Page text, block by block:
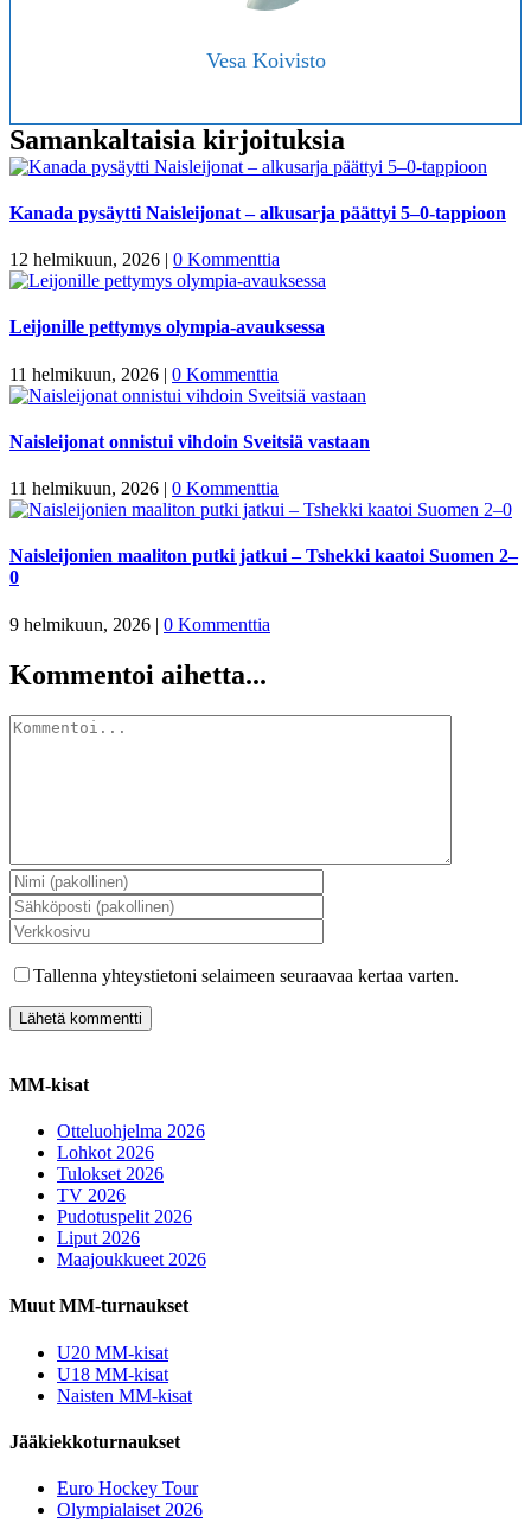
Vesa Koivisto
Samankaltaisia kirjoituksia
Kanada pysäytti Naisleijonat – alkusarja päättyi 5–0-tappioon
12 helmikuun, 2026 | 0 Kommenttia
Leijonille pettymys olympia-avauksessa
11 helmikuun, 2026 | 0 Kommenttia
Naisleijonat onnistui vihdoin Sveitsiä vastaan
11 helmikuun, 2026 | 0 Kommenttia
Naisleijonien maaliton putki jatkui – Tshekki kaatoi Suomen 2–
0
9 helmikuun, 2026 | 0 Kommenttia
Kommentoi aihetta...
Kommentti
Tallenna yhteystietoni selaimeen seuraavaa kertaa varten.
MM-kisat
Otteluohjelma 2026
Lohkot 2026
Tulokset 2026
TV 2026
Pudotuspelit 2026
Liput 2026
Maajoukkueet 2026
Muut MM-turnaukset
U20 MM-kisat
U18 MM-kisat
Naisten MM-kisat
Jääkiekkoturnaukset
Euro Hockey Tour
Olympialaiset 2026